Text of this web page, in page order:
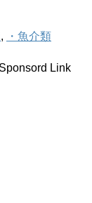
, ・魚介類
Sponsord Link